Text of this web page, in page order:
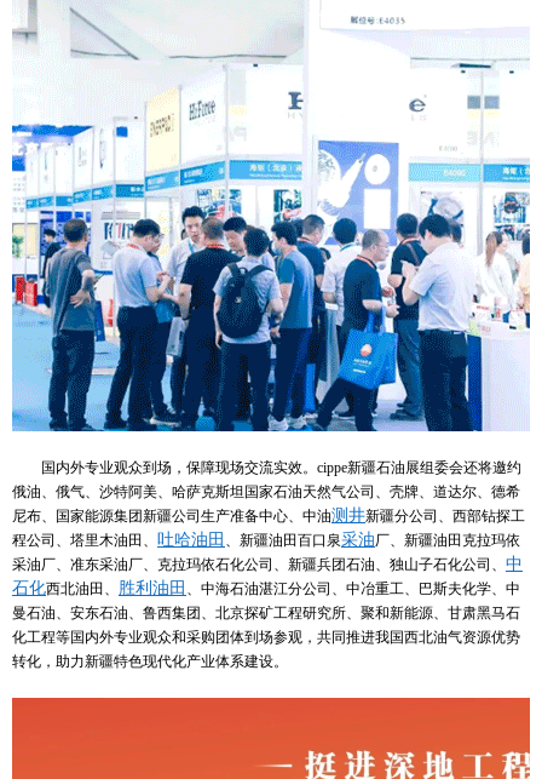
国内外专业观众到场，保障现场交流实效。cippe新疆石油展组委会还将邀约
俄油、俄气、沙特阿美、哈萨克斯坦国家石油天然气公司、壳牌、道达尔、德希
尼布、国家能源集团新疆公司生产准备中心、中油测井新疆分公司、西部钻探工
程公司、塔里木油田、 吐哈油田 、新疆油田百口泉采油厂、新疆油田克拉玛依
采油厂、准东采油厂、克拉玛依石化公司、新疆兵团石油、独山子石化公司、 中
石化西北油田、 胜利油田 、中海石油湛江分公司、中冶重工、巴斯夫化学、中
曼石油、安东石油、鲁西集团、北京探矿工程研究所、聚和新能源、甘肃黑马石
化工程等国内外专业观众和采购团体到场参观，共同推进我国西北油气资源优势
转化，助力新疆特色现代化产业体系建设。